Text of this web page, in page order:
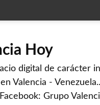
Hoy
digital de carácter
Valencia -
Grupo